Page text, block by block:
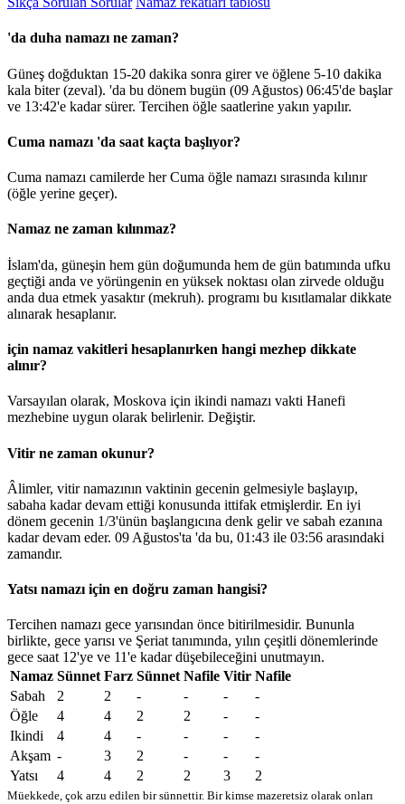
'da duha namazı ne zaman?
Güneş doğduktan 15-20 dakika sonra girer ve öğlene 5-10 dakika
kala biter (zeval). 'da bu dönem bugün (09 Ağustos) 06:45'de başlar
ve 13:42'e kadar sürer. Tercihen öğle saatlerine yakın yapılır.
Cuma namazı 'da saat kaçta başlıyor?
Cuma namazı camilerde her Cuma öğle namazı sırasında kılınır
(öğle yerine geçer).
Namaz ne zaman kılınmaz?
İslam'da, güneşin hem gün doğumunda hem de gün batımında ufku
geçtiği anda ve yörüngenin en yüksek noktası olan zirvede olduğu
anda dua etmek yasaktır (mekruh). programı bu kısıtlamalar dikkate
alınarak hesaplanır.
için namaz vakitleri hesaplanırken hangi mezhep dikkate
alınır?
Varsayılan olarak, Moskova için ikindi namazı vakti Hanefi
mezhebine uygun olarak belirlenir. Değiştir.
Vitir ne zaman okunur?
Âlimler, vitir namazının vaktinin gecenin gelmesiyle başlayıp,
sabaha kadar devam ettiği konusunda ittifak etmişlerdir. En iyi
dönem gecenin 1/3'ünün başlangıcına denk gelir ve sabah ezanına
kadar devam eder. 09 Ağustos'ta 'da bu, 01:43 ile 03:56 arasındaki
zamandır.
Yatsı namazı için en doğru zaman hangisi?
Tercihen namazı gece yarısından önce bitirilmesidir. Bununla
birlikte, gece yarısı ve Şeriat tanımında, yılın çeşitli dönemlerinde
gece saat 12'ye ve 11'e kadar düşebileceğini unutmayın.
Namaz Sünnet Farz Sünnet Nafile Vitir Nafile
Sabah
2 2 - - -
-
Öğle
4 4 2 2 -
-
Ikindi
4 4 - - -
-
Akşam - 3 2 - -
-
Yatsı
4 4 2 2 3 2
Müekkede, çok arzu edilen bir sünnettir. Bir kimse mazeretsiz olarak onları